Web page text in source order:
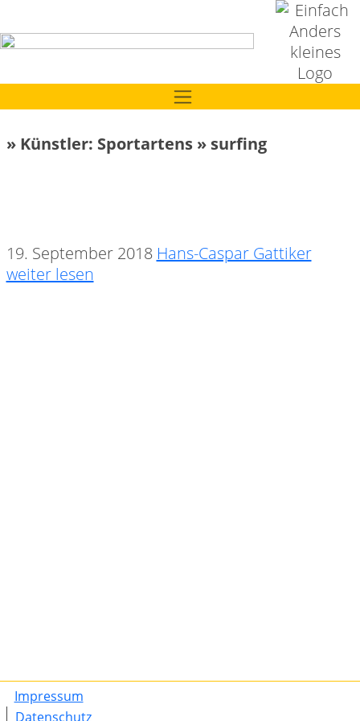
» Künstler: Sportartens » surfing
19. September 2018 Hans-Caspar Gattiker
weiter lesen
Impressum
Datenschutz